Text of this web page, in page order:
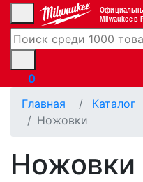
Milwaukee в
0
Главная
Каталог
Ножовки
Ножовки